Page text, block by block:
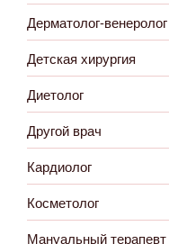
Дерматолог-венеролог
Детская хирургия
Диетолог
Другой врач
Кардиолог
Косметолог
Мануальный терапевт